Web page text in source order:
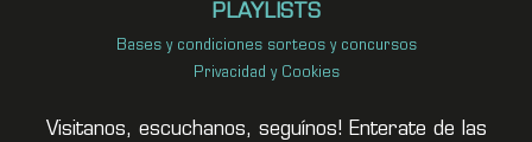
PLAYLISTS
Bases y condiciones sorteos y concursos
Privacidad y Cookies
Visitanos, escuchanos, seguínos! Enterate de las